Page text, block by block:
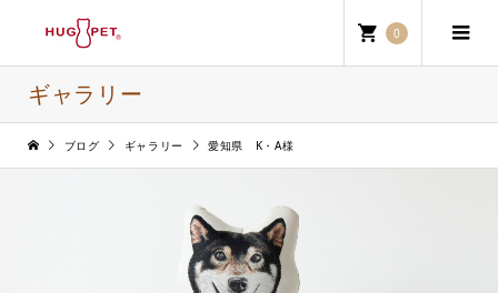
0
ギャラリー
ブログ ギャラリー 愛知県 K・A様